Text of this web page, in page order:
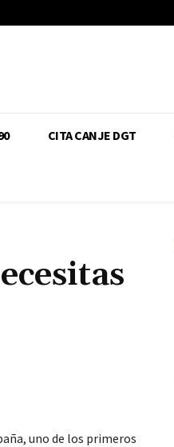
CITA CANJE DGT
uno de los primeros